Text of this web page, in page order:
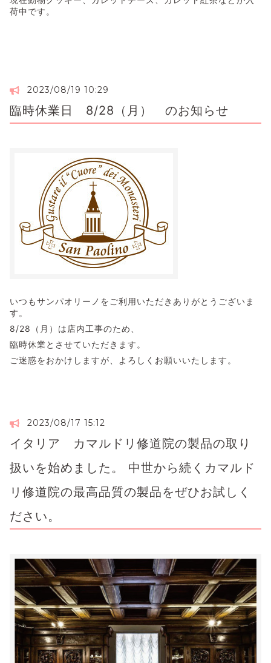
荷中です。
2023/08/19 10:29
臨時休業日 8/28（月） のお知らせ
いつもサンパオリーノをご利用いただきありがとうございま
す。
8/28（月）は店内工事のため、
臨時休業とさせていただきます。
ご迷惑をおかけしますが、よろしくお願いいたします。
2023/08/17 15:12
イタリア カマルドリ修道院の製品の取り
扱いを始めました。 中世から続くカマルド
リ修道院の最高品質の製品をぜひお試しく
ださい。